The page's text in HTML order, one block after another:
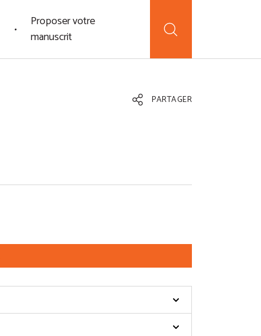
Proposer votre
manuscrit
PARTAGER